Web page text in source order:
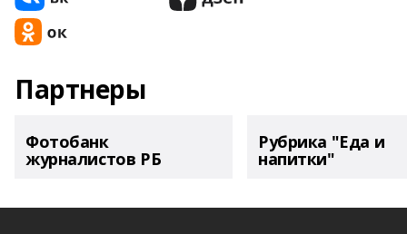
Партнеры
Фотобанк
журналистов РБ
Рубрика "Еда и
напитки"